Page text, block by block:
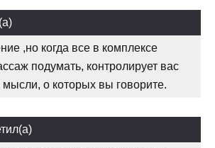
,но когда все в комплексе
подумать, контролирует вас
о которых вы говорите.